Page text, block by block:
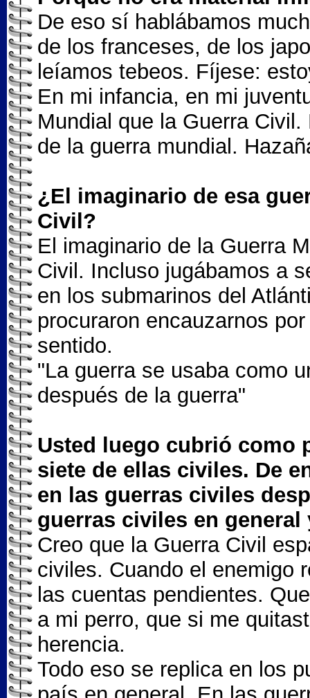
De eso sí hablábamos
de los franceses, de los
leíamos tebeos. Fíjese:
En mi infancia, en mi
Mundial que la Guerra
de la guerra mundial.
¿El imaginario de esa
Civil?
El imaginario de la Guerra
Civil. Incluso jugábamos a
en los submarinos del
procuraron encauzarnos
sentido.
"La guerra se usaba como
después de la guerra"
Usted luego cubrió como
siete de ellas civiles. De
en las guerras civiles
guerras civiles en
Creo que la Guerra Civil
civiles. Cuando el enemigo
las cuentas pendientes.
a mi perro, que si me
herencia.
Todo eso se replica en los